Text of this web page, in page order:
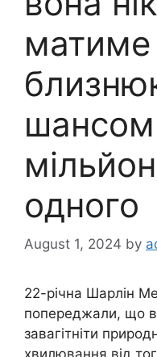
матиме
одного
August 1, 2024 by
22-річна Шарлін
попереджали, що
завагітніти